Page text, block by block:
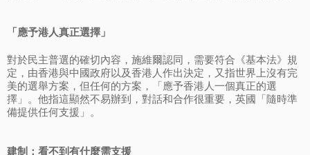
「應予港人真正選擇」
對於民主普選的確切內容，施維爾認同，需要符合《基本法》規
定，由香港與中國政府以及香港人作出決定，又指世界上沒有完
美的選舉方案，但任何的方案，「應予香港人一個真正的選
擇」。他指這顯然不易辦到，對話和合作很重要，英國「隨時準
備提供任何支援」。
建制：看不到有什麼需支援